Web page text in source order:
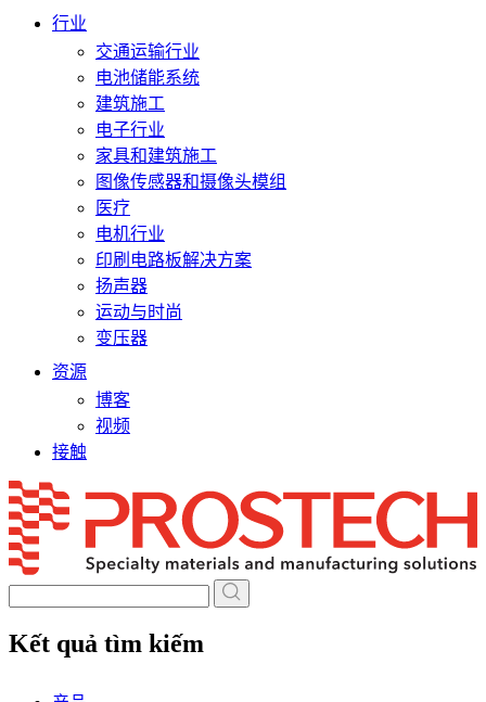
行业
交通运输行业
电池储能系统
建筑施工
电子行业
家具和建筑施工
图像传感器和摄像头模组
医疗
电机行业
印刷电路板解决方案
扬声器
运动与时尚
变压器
资源
博客
视频
接触
Skip
to
content
Kết quả tìm kiếm